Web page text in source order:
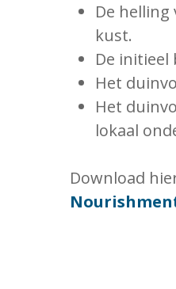
De
kust.
De initieel
Het
Het
lokaal
Download